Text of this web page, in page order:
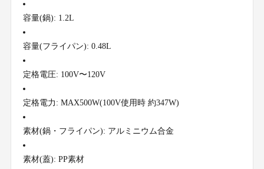
容量(鍋): 1.2L
容量(フライパン): 0.48L
定格電圧: 100V〜120V
定格電力: MAX500W(100V使用時 約347W)
素材(鍋・フライパン): アルミニウム合金
素材(蓋): PP素材